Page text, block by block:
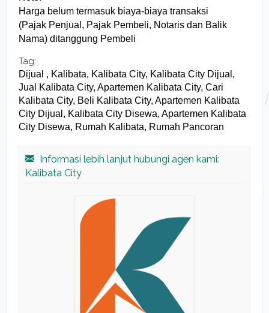
Harga belum termasuk biaya-biaya transaksi
(Pajak Penjual, Pajak Pembeli, Notaris dan Balik
Nama) ditanggung Pembeli
Tag:
Dijual , Kalibata, Kalibata City, Kalibata City Dijual,
Jual Kalibata City, Apartemen Kalibata City, Cari
Kalibata City, Beli Kalibata City, Apartemen Kalibata
City Dijual, Kalibata City Disewa, Apartemen Kalibata
City Disewa, Rumah Kalibata, Rumah Pancoran
Informasi lebih lanjut hubungi agen kami:
Kalibata City